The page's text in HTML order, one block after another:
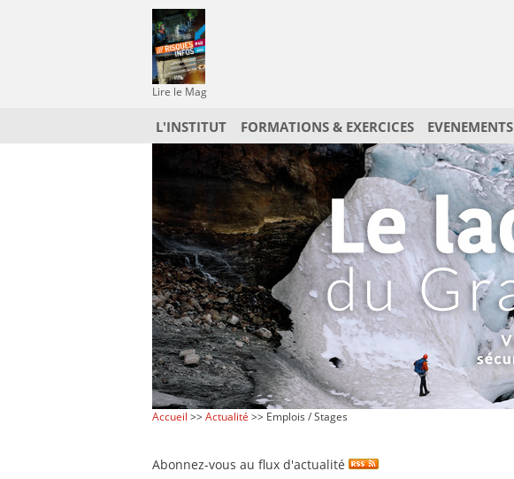
Lire le Mag
L'INSTITUT FORMATIONS & EXERCICES EVENEMENTS
Accueil >>Actualité >> Emplois / Stages
Abonnez-vous au flux d'actualité